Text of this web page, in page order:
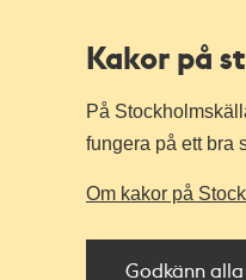
Kakor på
På
fungera på ett bra
Om kakor på
Godkänn